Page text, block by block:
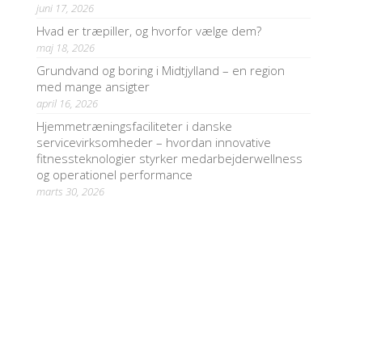
juni 17, 2026
Hvad er træpiller, og hvorfor vælge dem?
maj 18, 2026
Grundvand og boring i Midtjylland – en region
med mange ansigter
april 16, 2026
Hjemmetræningsfaciliteter i danske
servicevirksomheder – hvordan innovative
fitnessteknologier styrker medarbejderwellness
og operationel performance
marts 30, 2026